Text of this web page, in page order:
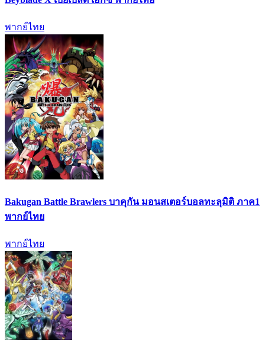
พากย์ไทย
Bakugan Battle Brawlers บาคุกัน มอนสเตอร์บอลทะลุมิติ ภาค1
พากย์ไทย
พากย์ไทย